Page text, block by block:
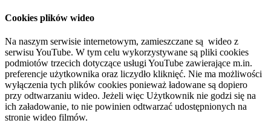
Cookies plików wideo
Na naszym serwisie internetowym, zamieszczane są wideo z
serwisu YouTube. W tym celu wykorzystywane są pliki cookies
podmiotów trzecich dotyczące usługi YouTube zawierające m.in.
preferencje użytkownika oraz liczydło kliknięć. Nie ma możliwości
wyłączenia tych plików cookies ponieważ ładowane są dopiero
przy odtwarzaniu wideo. Jeżeli więc Użytkownik nie godzi się na
ich załadowanie, to nie powinien odtwarzać udostępnionych na
stronie wideo filmów.